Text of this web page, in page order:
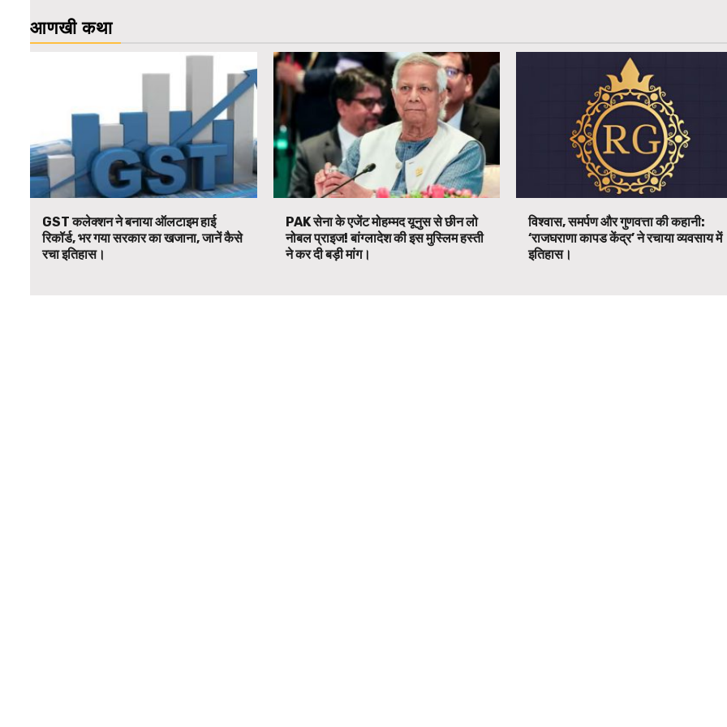
आणखी कथा
GST कलेक्शन ने बनाया ऑलटाइम हाई
रिकॉर्ड, भर गया सरकार का खजाना, जानें कैसे
रचा इतिहास।
PAK सेना के एजेंट मोहम्मद यूनुस से छीन लो
नोबल प्राइज! बांग्लादेश की इस मुस्लिम हस्ती
ने कर दी बड़ी मांग।
विश्वास, समर्पण और गुणवत्ता की कहानी:
‘राजघराणा कापड केंद्र’ ने रचाया व्यवसाय में
इतिहास।